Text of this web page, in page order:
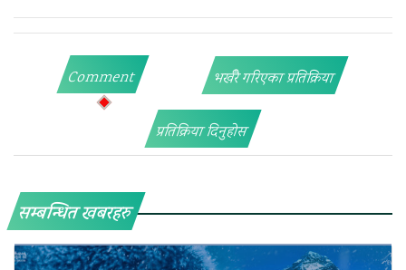
Comment भर्खरै गरिएका प्रतिक्रिया
प्रतिक्रिया दिनुहोस
सम्बन्धित खबरहरु